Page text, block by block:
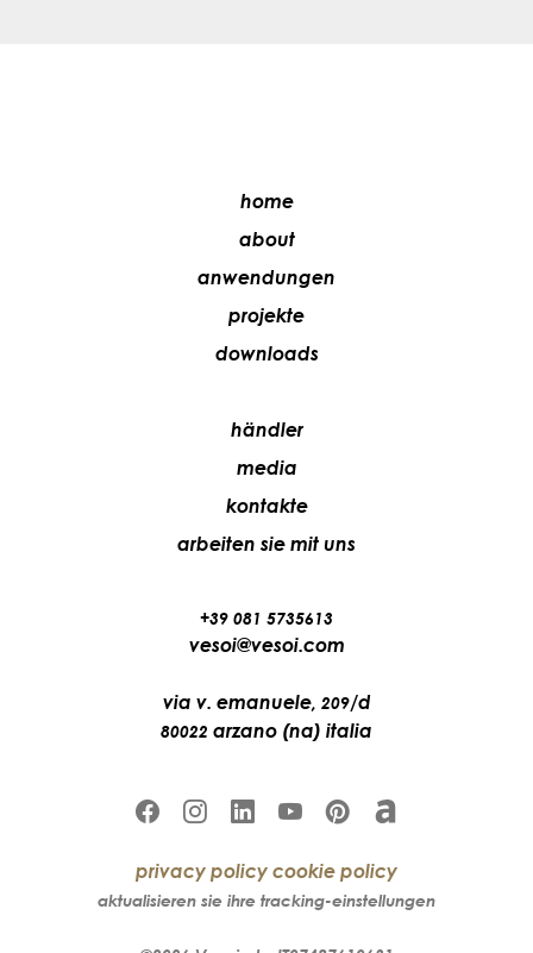
home
about
anwendungen
projekte
downloads
händler
media
kontakte
arbeiten sie mit uns
+39 081 5735613
vesoi@vesoi.com
via v. emanuele, 209/d
80022 arzano (na) italia
privacy policy cookie policy
aktualisieren sie ihre tracking-einstellungen